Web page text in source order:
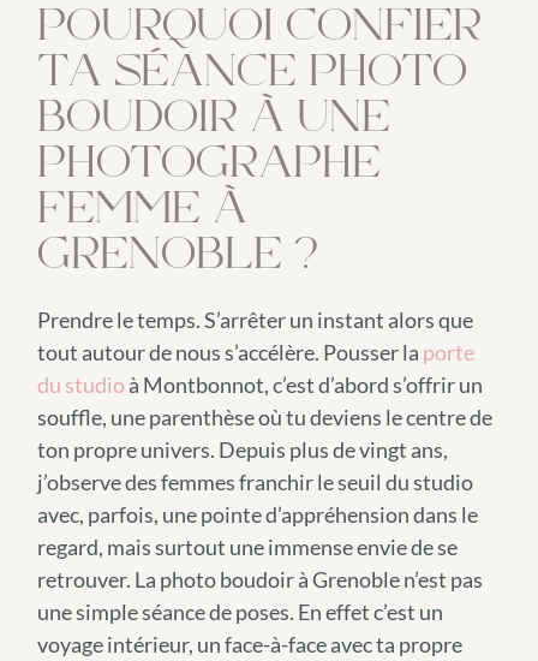
POURQUOI CONFIER
TA SÉANCE PHOTO
BOUDOIR À UNE
PHOTOGRAPHE
FEMME À
GRENOBLE ?
Prendre le temps. S’arrêter un instant alors que
tout autour de nous s’accélère. Pousser la porte
du studioà Montbonnot, c’est d’abord s’offrir un
souffle, une parenthèse où tu deviens le centre de
ton propre univers. Depuis plus de vingt ans,
j’observe des femmes franchir le seuil du studio
avec, parfois, une pointe d’appréhension dans le
regard, mais surtout une immense envie de se
retrouver. La photo boudoir à Grenoble n’est pas
une simple séance de poses. En effet c’est un
voyage intérieur, un face-à-face avec ta propre